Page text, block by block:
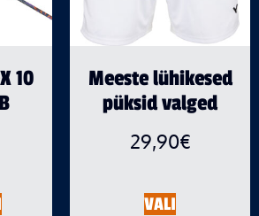
10
Meeste lühikesed
püksid valged
29,90€
VALI